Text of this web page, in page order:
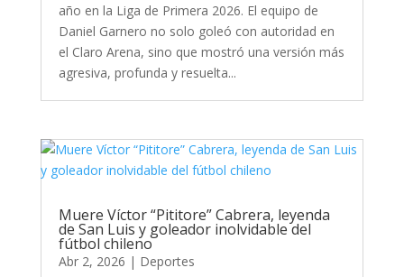
año en la Liga de Primera 2026. El equipo de
Daniel Garnero no solo goleó con autoridad en
el Claro Arena, sino que mostró una versión más
agresiva, profunda y resuelta...
Muere Víctor “Pititore” Cabrera, leyenda
de San Luis y goleador inolvidable del
fútbol chileno
Abr 2, 2026 | Deportes